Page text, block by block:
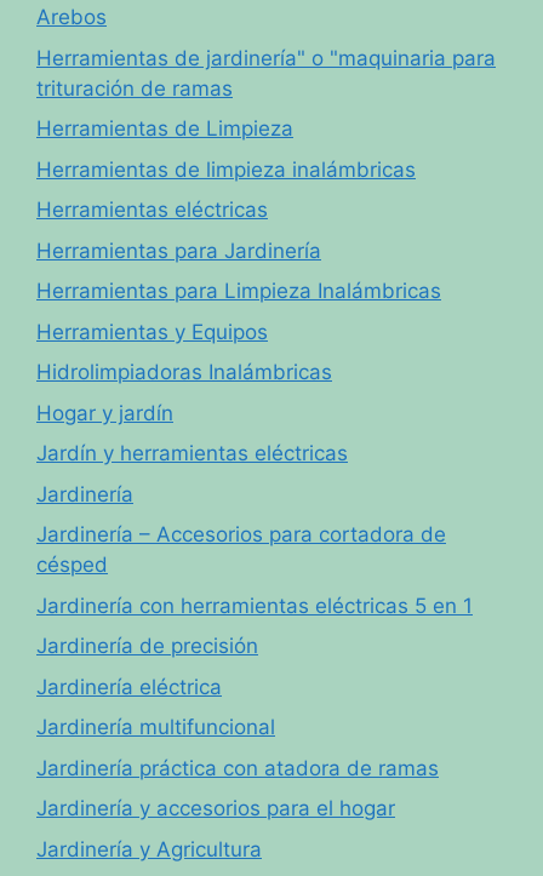
Arebos
Herramientas de jardinería" o "maquinaria para
trituración de ramas
Herramientas de Limpieza
Herramientas de limpieza inalámbricas
Herramientas eléctricas
Herramientas para Jardinería
Herramientas para Limpieza Inalámbricas
Herramientas y Equipos
Hidrolimpiadoras Inalámbricas
Hogar y jardín
Jardín y herramientas eléctricas
Jardinería
Jardinería – Accesorios para cortadora de
césped
Jardinería con herramientas eléctricas 5 en 1
Jardinería de precisión
Jardinería eléctrica
Jardinería multifuncional
Jardinería práctica con atadora de ramas
Jardinería y accesorios para el hogar
Jardinería y Agricultura